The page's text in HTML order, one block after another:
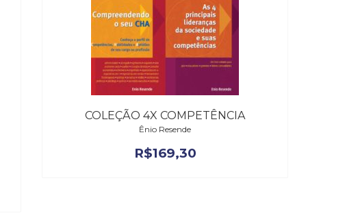
COLEÇÃO 4X COMPETÊNCIA
Ênio Resende
R$169,30